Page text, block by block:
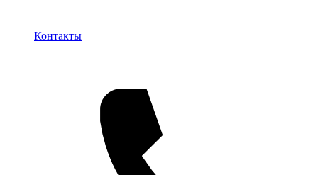
Контакты
Контакты